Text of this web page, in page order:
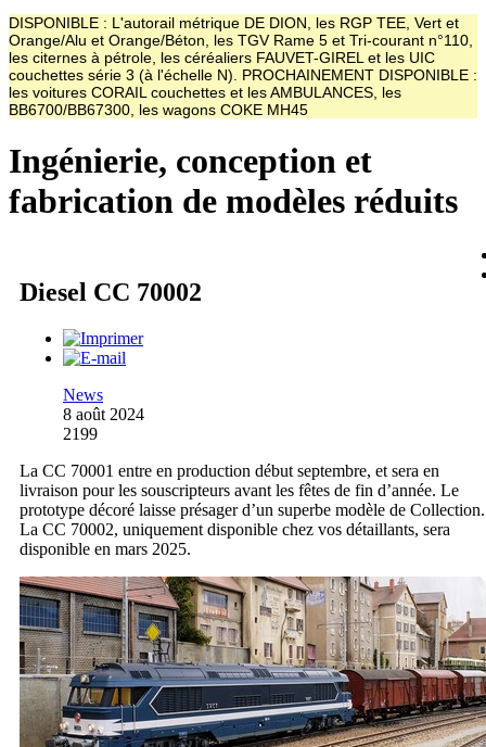
DISPONIBLE : L'autorail métrique DE DION, les RGP TEE, Vert et
Orange/Alu et Orange/Béton, les TGV Rame 5 et Tri-courant n°110,
les citernes à pétrole, les céréaliers FAUVET-GIREL et les UIC
couchettes série 3 (à l'échelle N). PROCHAINEMENT DISPONIBLE :
les voitures CORAIL couchettes et les AMBULANCES, les
BB6700/BB67300, les wagons COKE MH45
Ingénierie, conception et
fabrication de modèles réduits
Diesel CC 70002
News
8 août 2024
2199
La CC 70001 entre en production début septembre, et sera en
livraison pour les souscripteurs avant les fêtes de fin d’année. Le
prototype décoré laisse présager d’un superbe modèle de Collection.
La CC 70002, uniquement disponible chez vos détaillants, sera
disponible en mars 2025.